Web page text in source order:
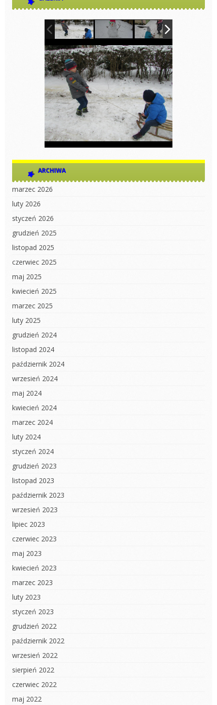
ARCHIWA
marzec 2026
luty 2026
styczeń 2026
grudzień 2025
listopad 2025
czerwiec 2025
maj 2025
kwiecień 2025
marzec 2025
luty 2025
grudzień 2024
listopad 2024
październik 2024
wrzesień 2024
maj 2024
kwiecień 2024
marzec 2024
luty 2024
styczeń 2024
grudzień 2023
listopad 2023
październik 2023
wrzesień 2023
lipiec 2023
czerwiec 2023
maj 2023
kwiecień 2023
marzec 2023
luty 2023
styczeń 2023
grudzień 2022
październik 2022
wrzesień 2022
sierpień 2022
czerwiec 2022
maj 2022